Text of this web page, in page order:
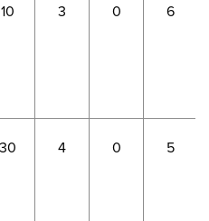
10 3 0 6
30 4 0 5